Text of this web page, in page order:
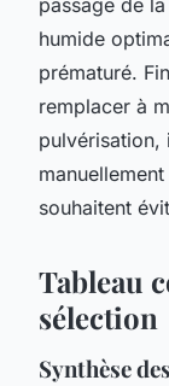
passage de
humide
prématuré.
remplacer à
pulvérisation,
souhaitent
Tableau
sélection
Synthèse